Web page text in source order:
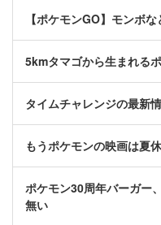
【ポケモンGO】モンボ
5kmタマゴから生まれる
タイムチャレンジの最新
もうポケモンの映画は夏
ポケモン30周年バーガー
無い